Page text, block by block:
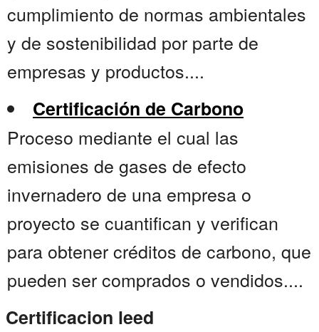
cumplimiento de normas ambientales
y de sostenibilidad por parte de
empresas y productos....
Certificación de Carbono
Proceso mediante el cual las
emisiones de gases de efecto
invernadero de una empresa o
proyecto se cuantifican y verifican
para obtener créditos de carbono, que
pueden ser comprados o vendidos....
Certificacion leed